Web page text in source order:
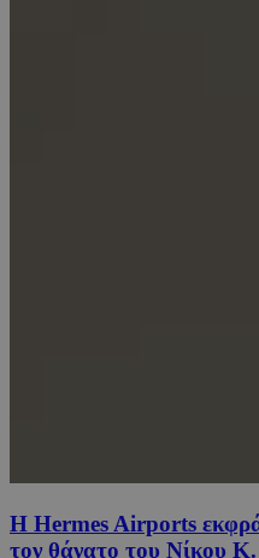
Η Hermes Airports
τον θάνατο του Νίκου